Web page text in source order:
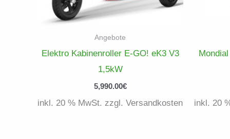
Angebote
Elektro Kabinenroller E-GO! eK3 V3
1,5kW
5,990.00€
inkl. 20 % MwSt. zzgl. Versandkosten inkl. 20